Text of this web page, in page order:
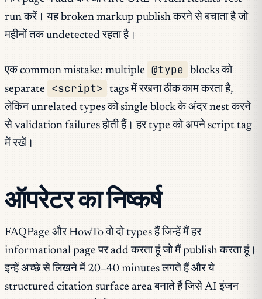
run करें। यह broken markup publish करने से बचाता है जो
महीनों तक undetected रहता है।
एक common mistake: multiple @type
blocks को
separate
<script>
tags में रखना ठीक काम करता है,
लेकिन unrelated types को single block के अंदर nest करने
से validation failures होती हैं। हर type को अपने script tag
में रखें।
ऑपरेटर का निष्कर्ष
FAQPage और HowTo वो दो types हैं जिन्हें मैं हर
informational page पर add करता हूं जो मैं publish करता हूं।
इन्हें अच्छे से लिखने में 20–40 minutes लगते हैं और ये
structured citation surface area बनाते हैं जिसे AI इंजन